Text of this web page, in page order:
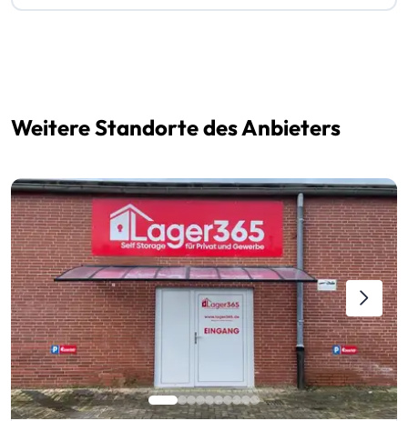
Weitere Standorte des Anbieters